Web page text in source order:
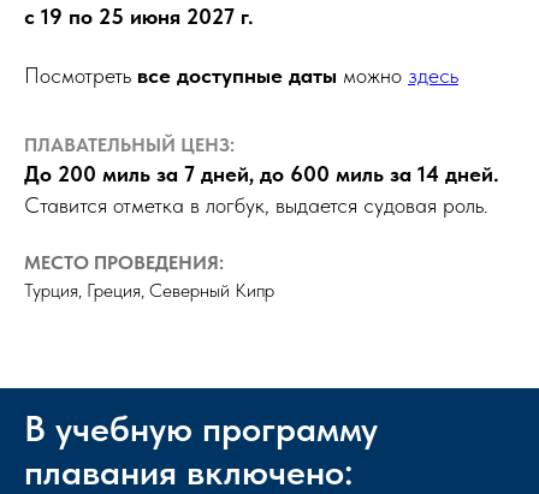
с 19 по 25 июня 2027 г.
Посмотреть все доступные даты можно здесь
ПЛАВАТЕЛЬНЫЙ ЦЕНЗ:
До 200 миль за 7 дней, до 600 миль за 14 дней.
Ставится отметка в логбук, выдается судовая роль.
МЕСТО ПРОВЕДЕНИЯ:
Турция, Греция, Северный Кипр
В учебную программу
плавания включено: